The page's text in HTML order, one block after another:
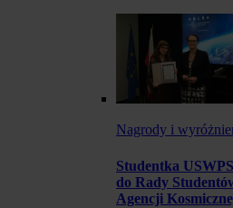
Nagrody i
Studentka
do Rady
Agencji